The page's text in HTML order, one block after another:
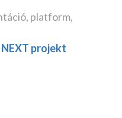
, platform,
projekt